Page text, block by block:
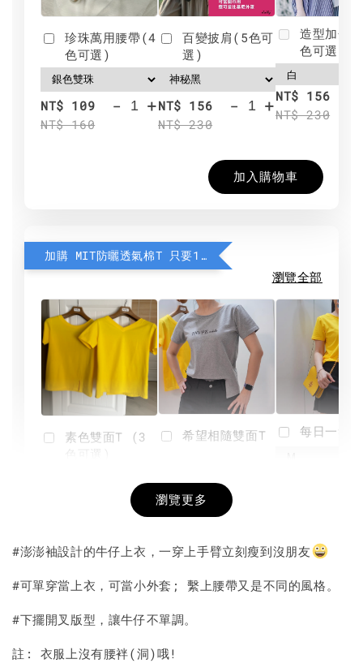
珍珠萬用腰帶(4
色可選)
NT$ 109
NT$ 160
- +
百變披肩(5色可
選)
NT$ 156
NT$ 230
- +
造型加分
色可選)
NT$ 156
NT$ 230
加入購物車
加購 MIT防曬透氣棉T 只要190元
瀏覽全部
素色雙面T (3
+
希望相隨雙面T
NT$ 190
-
每日一笑
瀏覽更多
#澎澎袖設計的牛仔上衣，一穿上手臂立刻瘦到沒朋友
#可單穿當上衣，可當小外套; 繫上腰帶又是不同的風格。
#下擺開叉版型，讓牛仔不單調。
註: 衣服上沒有腰袢(洞)哦!